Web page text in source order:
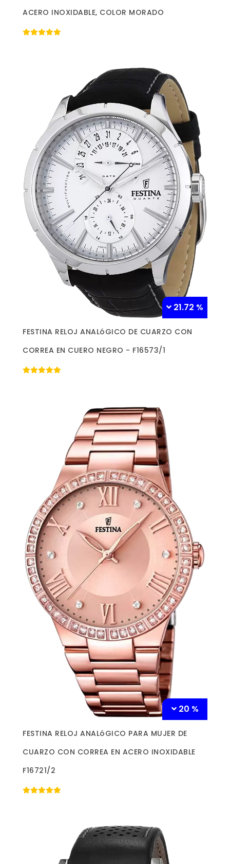
ACERO INOXIDABLE, COLOR MORADO
21.72 %
Más información »
FESTINA RELOJ ANALóGICO DE CUARZO CON
CORREA EN CUERO NEGRO - F16573/1
20 %
Más información »
FESTINA RELOJ ANALóGICO PARA MUJER DE
CUARZO CON CORREA EN ACERO INOXIDABLE
F16721/2